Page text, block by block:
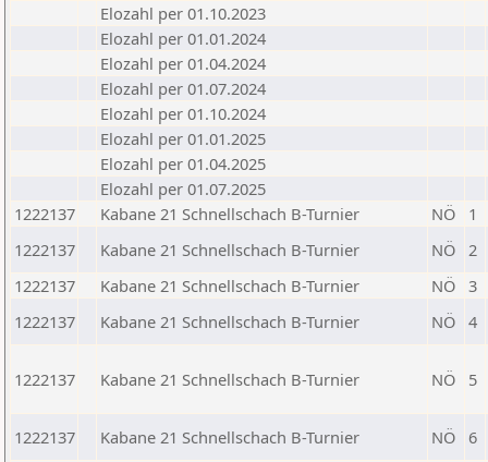
Elozahl per 01.10.2023
Elozahl per 01.01.2024
Elozahl per 01.04.2024
Elozahl per 01.07.2024
Elozahl per 01.10.2024
Elozahl per 01.01.2025
Elozahl per 01.04.2025
Elozahl per 01.07.2025
1222137
Kabane 21 Schnellschach B-Turnier NÖ
1
1222137
Kabane 21 Schnellschach B-Turnier NÖ 2
1222137
Kabane 21 Schnellschach B-Turnier NÖ 3
1222137
Kabane 21 Schnellschach B-Turnier NÖ 4
1222137 Kabane 21 Schnellschach B-Turnier NÖ 5
1222137 Kabane 21 Schnellschach B-Turnier NÖ 6